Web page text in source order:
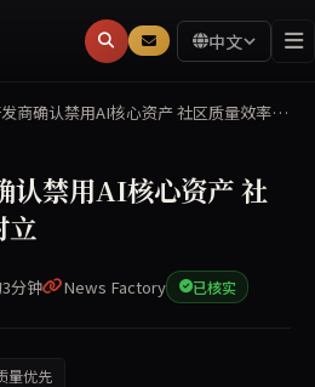
中文
商确认禁用AI核心资产 社区质量效率…
认禁用AI核心资产 社
立
分钟 News Factory 已核实
量优先